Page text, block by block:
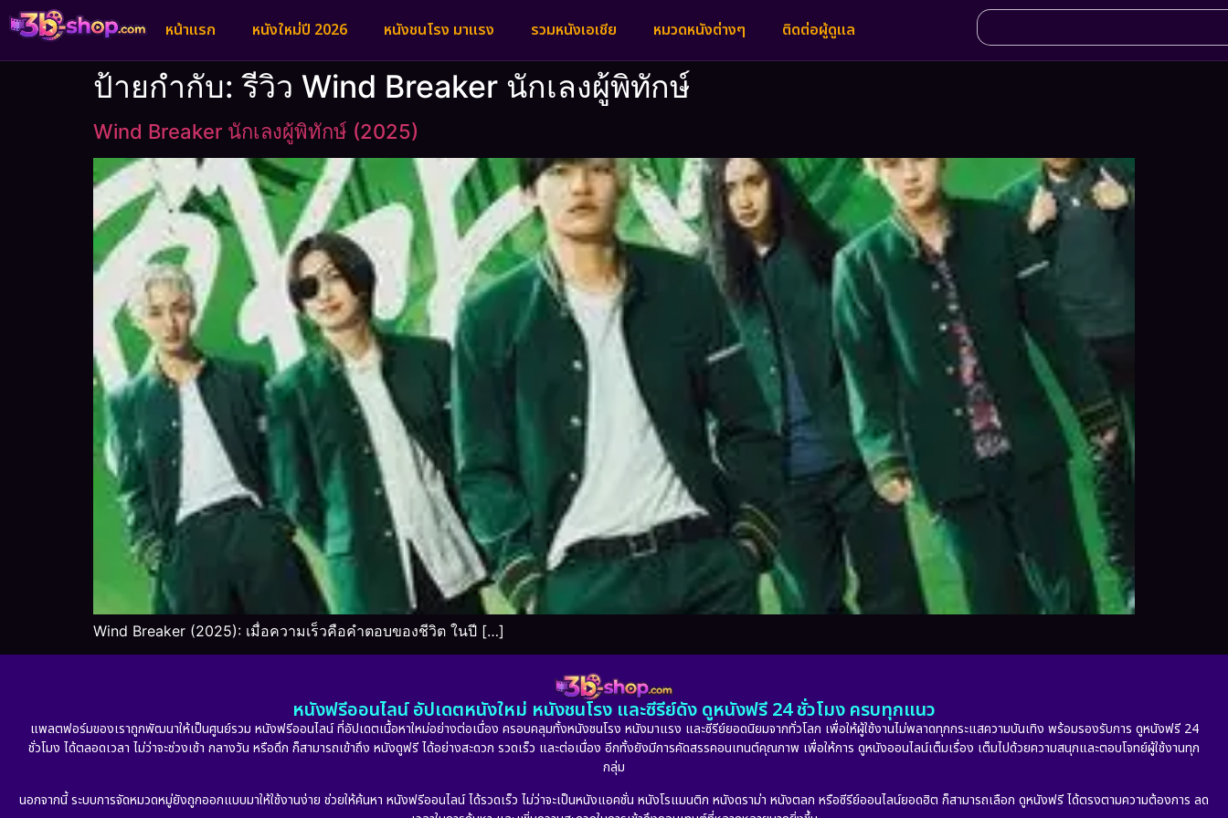
หน้าแรก หนังใหม่ปี 2026 หนังชนโรง มาแรง รวมหนังเอเชีย หมวดหนังต่างๆ ติดต่อผู้ดูแล
ป้ายกำกับ:รีวิว Wind Breaker นักเลงผู้พิทักษ์
Wind Breaker นักเลงผู้พิทักษ์ (2025)
Wind Breaker (2025): เมื่อความเร็วคือคำตอบของชีวิต ในปี […]
หนังฟรีออนไลน์ อัปเดตหนังใหม่ หนังชนโรง และซีรีย์ดัง ดูหนังฟรี 24 ชั่วโมง ครบทุกแนว
แพลตฟอร์มของเราถูกพัฒนาให้เป็นศูนย์รวม หนังฟรีออนไลน์ ที่อัปเดตเนื้อหาใหม่อย่างต่อเนื่อง ครอบคลุมทั้งหนังชนโรง หนังมาแรง และซีรีย์ยอดนิยมจากทั่วโลก เพื่อให้ผู้ใช้งานไม่พลาดทุกกระแสความบันเทิง พร้อมรองรับการ ดูหนังฟรี 24
ชั่วโมง ได้ตลอดเวลา ไม่ว่าจะช่วงเช้า กลางวัน หรือดึก ก็สามารถเข้าถึง หนังดูฟรี ได้อย่างสะดวก รวดเร็ว และต่อเนื่อง อีกทั้งยังมีการคัดสรรคอนเทนต์คุณภาพ เพื่อให้การ ดูหนังออนไลน์เต็มเรื่อง เต็มไปด้วยความสนุกและตอบโจทย์ผู้ใช้งานทุก
กลุ่ม
นอกจากนี้ ระบบการจัดหมวดหมู่ยังถูกออกแบบมาให้ใช้งานง่าย ช่วยให้ค้นหา หนังฟรีออนไลน์ ได้รวดเร็ว ไม่ว่าจะเป็นหนังแอคชั่น หนังโรแมนติก หนังดราม่า หนังตลก หรือซีรีย์ออนไลน์ยอดฮิต ก็สามารถเลือก ดูหนังฟรี ได้ตรงตามความต้องการ ลด